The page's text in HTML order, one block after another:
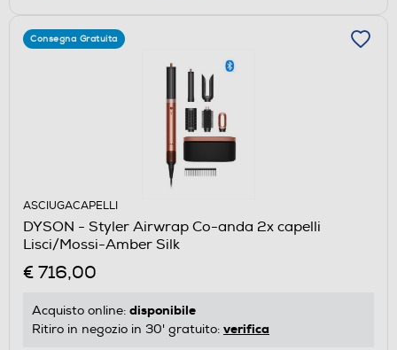
Consegna Gratuita
ASCIUGACAPELLI
DYSON - Styler Airwrap Co-anda 2x capelli
Lisci/Mossi-Amber Silk
€ 716,00
Acquisto online: disponibile
Ritiro in negozio in 30' gratuito: verifica